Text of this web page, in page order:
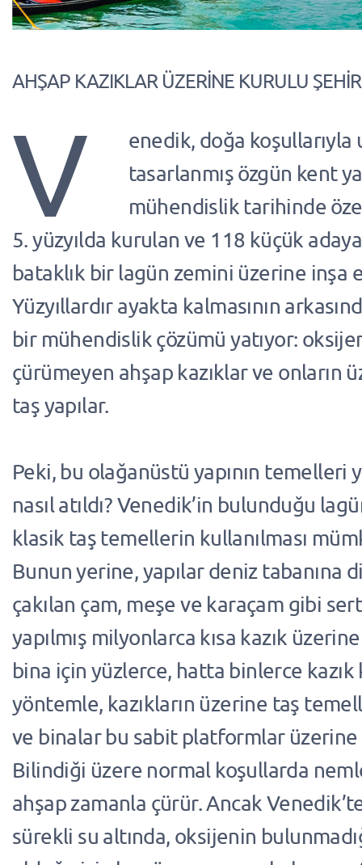
AHŞAP KAZIKLAR ÜZERİNE KURULU ŞEHİR
V
enedik, doğa koşullarıyla
tasarlanmış özgün kent
mühendislik tarihinde
5. yüzyılda kurulan ve 118 küçük
bataklık bir lagün zemini üzerine inşa
Yüzyıllardır ayakta kalmasının
bir mühendislik çözümü yatıyor:
çürümeyen ahşap kazıklar ve onların
taş yapılar.
Peki, bu olağanüstü yapının temelleri
nasıl atıldı? Venedik’in bulunduğu
klasik taş temellerin kullanılması
Bunun yerine, yapılar deniz tabanına
çakılan çam, meşe ve karaçam gibi
yapılmış milyonlarca kısa kazık
bina için yüzlerce, hatta binlerce kazık
yöntemle, kazıkların üzerine taş
ve binalar bu sabit platformlar üzerine
Bilindiği üzere normal koşullarda
ahşap zamanla çürür. Ancak
sürekli su altında, oksijenin